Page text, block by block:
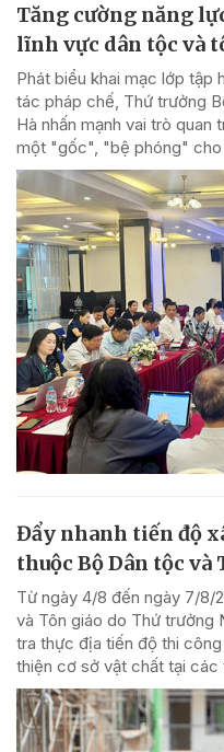
Tăng cường năng
lĩnh vực dân tộc và
Phát biểu khai mạc lớp tập
tác pháp chế, Thứ trưởng
Hà nhấn mạnh vai trò
một "gốc", "bệ phóng" cho
Đẩy nhanh tiến độ
thuộc Bộ Dân tộc và
Từ ngày 4/8 đến ngày 7/8/
và Tôn giáo do Thứ trưởng
tra thực địa tiến độ thi
thiện cơ sở vật chất tại các